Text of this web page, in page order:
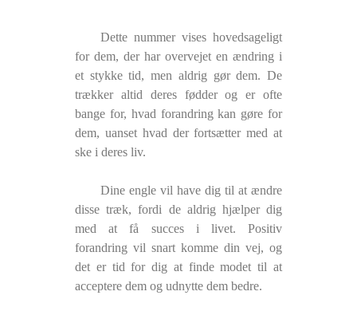
Dette nummer vises hovedsageligt
for dem, der har overvejet en ændring i
et stykke tid, men aldrig gør dem. De
trækker altid deres fødder og er ofte
bange for, hvad forandring kan gøre for
dem, uanset hvad der fortsætter med at
ske i deres liv.
Dine engle vil have dig til at ændre
disse træk, fordi de aldrig hjælper dig
med at få succes i livet. Positiv
forandring vil snart komme din vej, og
det er tid for dig at finde modet til at
acceptere dem og udnytte dem bedre.